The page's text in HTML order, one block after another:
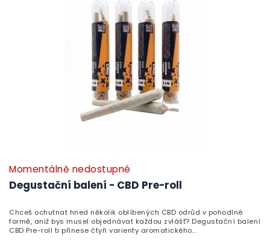
Degustační balení - CBD Pre-roll
Momentálně nedostupné
Chceš ochutnat hned několik oblíbených CBD odrůd v pohodlné
formě, aniž bys musel objednávat každou zvlášť? Degustační balení
CBD Pre-roll ti přinese čtyři varienty aromatického...